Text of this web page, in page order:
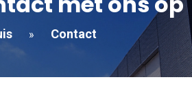
» Contact